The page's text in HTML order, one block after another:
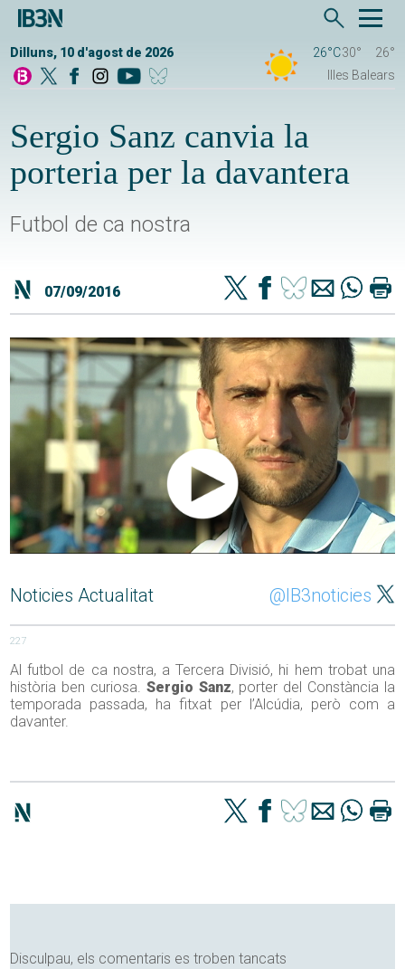
Dilluns, 10 d'agost de 2026 26°C30°
26°
Illes Balears
Sergio Sanz canvia la
porteria per la davantera
Futbol de ca nostra
07/09/2016
Noticies Actualitat @IB3noticies
227
Al futbol de ca nostra, a Tercera Divisió, hi hem trobat una
història ben curiosa. Sergio Sanz, porter del Constància la
temporada passada, ha fitxat per l’Alcúdia, però com a
davanter.
Disculpau, els comentaris es troben tancats